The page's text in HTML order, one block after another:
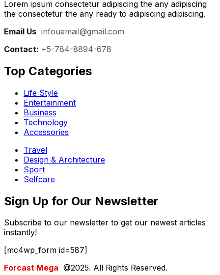
Lorem ipsum consectetur adipiscing the any adipiscing
the consectetur the any ready to adipiscing adipiscing.
Email Us infouemail@gmail.com
Contact: +5-784-8894-678
Top Categories​
Life Style
Entertainment
Business
Technology
Accessories
Travel
Design & Architecture
Sport
Selfcare
Sign Up for Our Newsletter
Subscribe to our newsletter to get our newest articles
instantly!
[mc4wp_form id=587]
Forcast Mega @2025. All Rights Reserved.